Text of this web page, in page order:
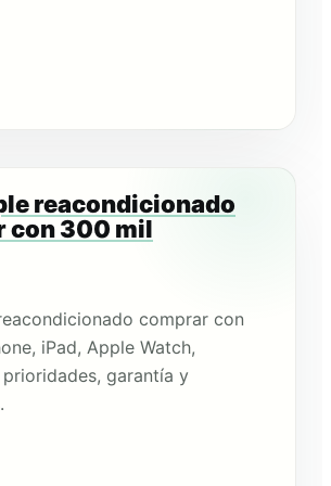
reacondicionado
con 300 mil
comprar con
iPad, Apple Watch,
garantía y